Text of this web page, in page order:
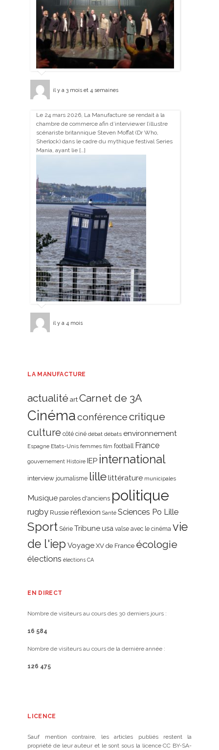
il y a 3 mois et 4 semaines
Le 24 mars 2026, La Manufacture se rendait à la
chambre de commerce afin d’interviewer l’illustre
scénariste britannique Steven Moffat (Dr Who,
Sherlock) dans le cadre du mythique festival Series
Mania, ayant lie […]
il y a 4 mois
LA MANUFACTURE
actualité art Carnet de 3A
Cinémaconférencecritique
culture côté ciné débat débats environnement
Espagne Etats-Unis femmes film football France
gouvernement Histoire IEP international
interview journalisme lillelittérature municipales
Musique paroles d'anciens politique
rugby Russie réflexion Santé Sciences Po Lille
Sport Série Tribune usa valse avec le cinéma vie
de l'iep Voyage XV de France écologie
élections élections CA
EN DIRECT
Nombre de visiteurs au cours des 30 derniers jours :
16 584
Nombre de visiteurs au cours de la dernière année :
126 475
LICENCE
Sauf mention contraire, les articles publiés restent la
propriété de leur auteur et le sont sous la licence CC BY-SA-